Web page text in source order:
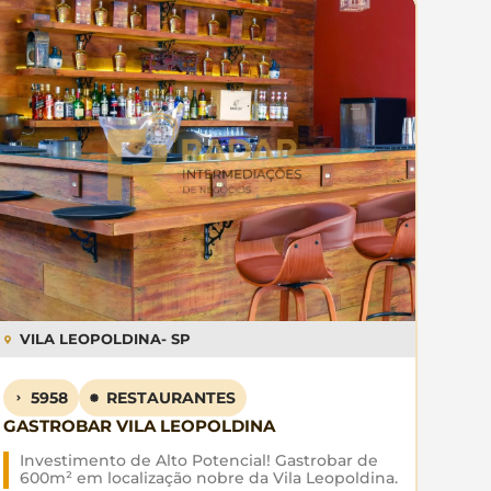
VILA LEOPOLDINA- SP
5958 RESTAURANTES
GASTROBAR VILA LEOPOLDINA
Investimento de Alto Potencial! Gastrobar de
600m² em localização nobre da Vila Leopoldina.